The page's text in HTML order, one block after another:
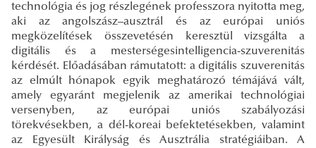
technológia és jog részlegének professzora nyitotta meg,
aki az angolszász–ausztrál és az európai uniós
megközelítések összevetésén keresztül vizsgálta a
digitális és a mesterségesintelligencia-szuverenitás
kérdését. Előadásában rámutatott: a digitális szuverenitás
az elmúlt hónapok egyik meghatározó témájává vált,
amely egyaránt megjelenik az amerikai technológiai
versenyben, az európai uniós szabályozási
törekvésekben, a dél-koreai befektetésekben, valamint
az Egyesült Királyság és Ausztrália stratégiáiban. A